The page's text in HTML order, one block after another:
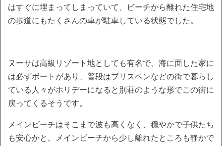
はすぐに埋まってしまっていて、ビーチから離れた住宅地
の歩道にもたくさんの車が駐車している状態でした。
ヌーサは高級リゾート地としても有名で、海に面した家に
は必ずボートがあり、普段はブリスベンなどの街で暮らし
ている人々がホリデーになると別荘のような形でこの街に
戻ってくるそうです。
メインビーチはそこまで波も高くなく、穏やかで子供たち
も安心かと。メインビーチから少し離れたところも静かで